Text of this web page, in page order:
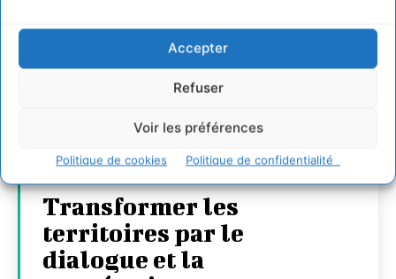
Accepter
Refuser
Voir les préférences
Politique de cookies Politique de confidentialité
Transformer les
territoires par le
dialogue et la